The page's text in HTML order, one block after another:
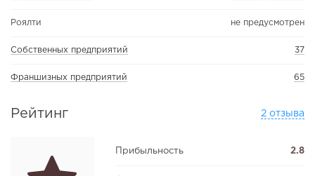
Роялти не предусмотрен
Собственных предприятий 37
Франшизных предприятий 65
Рейтинг 2 отзыва
Прибыльность 2.8